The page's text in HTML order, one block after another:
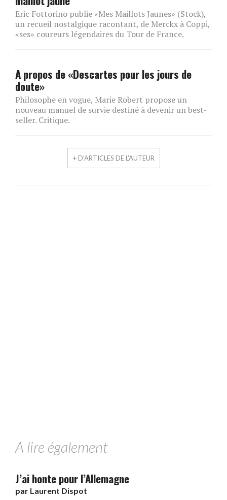
Eric Fottorino publie «Mes Maillots Jaunes» (Stock),
un recueil nostalgique racontant, de Merckx à Coppi,
«ses» coureurs légendaires du Tour de France.
A propos de «Descartes pour les jours de
doute»
Philosophe en vogue, Marie Robert propose un
nouveau manuel de survie destiné à devenir un best-
seller. Critique.
+ D'ARTICLES DE L'AUTEUR
A lire également
J’ai honte pour l’Allemagne
par Laurent Dispot